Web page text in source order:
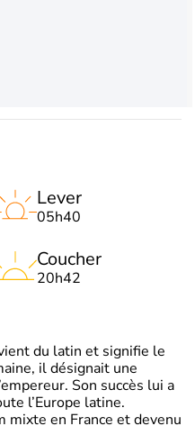
Lever
05h40
Coucher
20h42
du latin et signifie le
il désignait une
Son succès lui a
l’Europe latine.
mixte en France et devenu